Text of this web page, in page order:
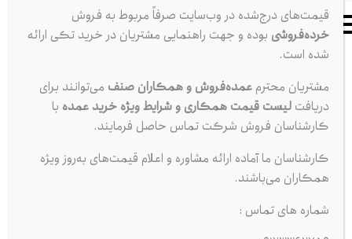
قیمت‌های درج‌شده در وب‌سایت صرفاً مربوط به فروش
خرده‌فروشی بوده و جهت راهنمایی مشتریان در خرید تکی ارائه
شده است.
مشتریان محترمعمده‌فروش و همکاران صنف می‌توانند برای
دریافتلیست قیمت همکاری و شرایط ویژه خرید عمده با
کارشناسان فروش شرکت تماس حاصل فرمایند.
کارشناسان ما آماده ارائه مشاوره و اعلام قیمت‌های به‌روز ویژه
همکاران می‌باشند.
شماره های تماس :